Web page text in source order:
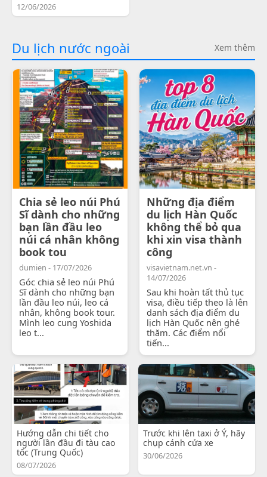
12/06/2026
Du lịch nước ngoài Xem thêm
Chia sẻ leo núi Phú
Sĩ dành cho những
bạn lần đầu leo
núi cá nhân không
book tou
dumien - 17/07/2026
Góc chia sẻ leo núi Phú
Sĩ dành cho những bạn
lần đầu leo núi, leo cá
nhân, không book tour.
Mình leo cung Yoshida
leo t...
Những địa điểm
du lịch Hàn Quốc
không thể bỏ qua
khi xin visa thành
công
visavietnam.net.vn -
14/07/2026
Sau khi hoàn tất thủ tục
visa, điều tiếp theo là lên
danh sách địa điểm du
lịch Hàn Quốc nên ghé
thăm. Các điểm nổi
tiến...
Hướng dẫn chi tiết cho
người lần đầu đi tàu cao
tốc (Trung Quốc)
08/07/2026
Trước khi lên taxi ở Ý, hãy
chụp cánh cửa xe
30/06/2026